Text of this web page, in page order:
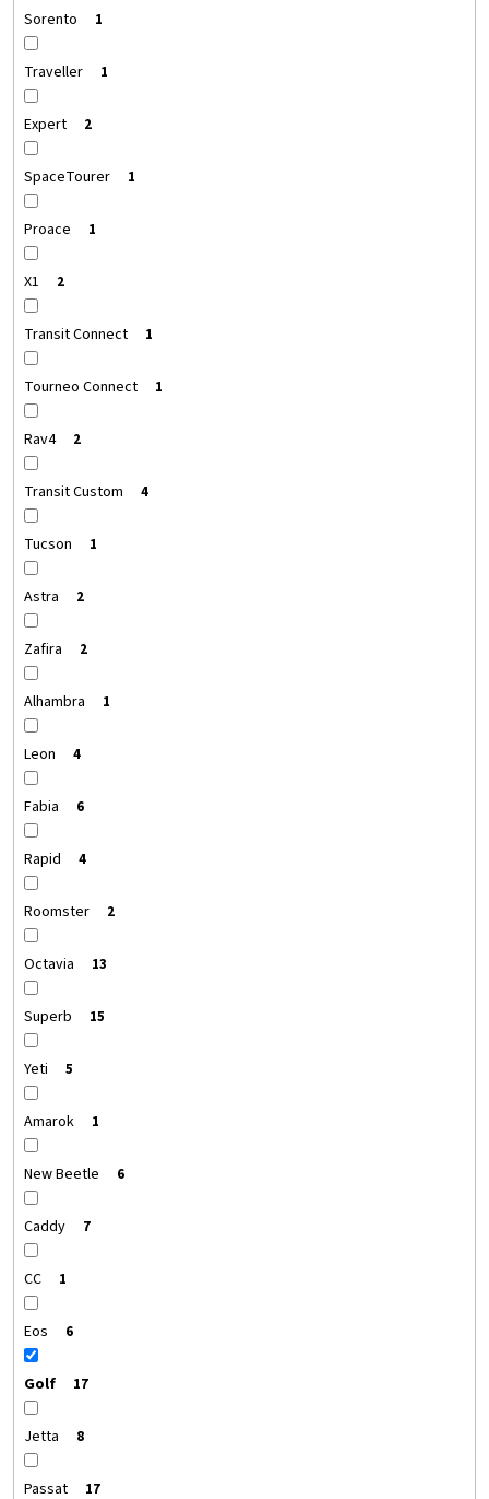
Sorento 1
Traveller 1
Expert 2
SpaceTourer 1
Proace 1
X1 2
Transit Connect 1
Tourneo Connect 1
Rav4 2
Transit Custom 4
Tucson 1
Astra 2
Zafira 2
Alhambra 1
Leon 4
Fabia 6
Rapid 4
Roomster 2
Octavia 13
Superb 15
Yeti 5
Amarok 1
New Beetle 6
Caddy 7
CC 1
Eos 6
Golf 17
Jetta 8
Passat 17